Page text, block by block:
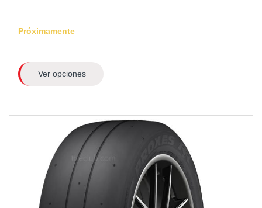
Próximamente
Ver opciones